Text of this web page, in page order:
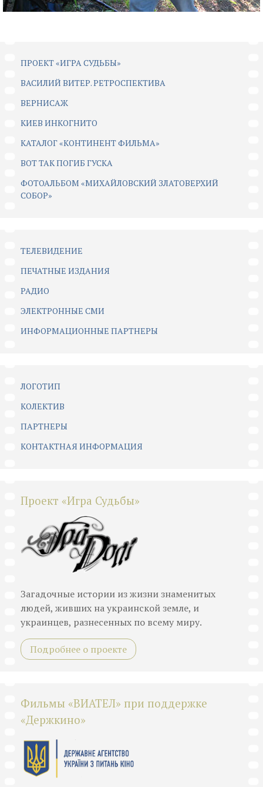
ПРОЕКТ «ИГРА СУДЬБЫ»
ВАСИЛИЙ ВИТЕР. РЕТРОСПЕКТИВА
ВЕРНИСАЖ
КИЕВ ИНКОГНИТО
КАТАЛОГ «КОНТИНЕНТ ФИЛЬМА»
ВОТ ТАК ПОГИБ ГУСКА
ФОТОАЛЬБОМ «МИХАЙЛОВСКИЙ ЗЛАТОВЕРХИЙ
СОБОР»
ТЕЛЕВИДЕНИЕ
ПЕЧАТНЫЕ ИЗДАНИЯ
РАДИО
ЭЛЕКТРОННЫЕ СМИ
ИНФОРМАЦИОННЫЕ ПАРТНЕРЫ
ЛОГОТИП
КОЛЕКТИВ
ПАРТНЕРЫ
КОНТАКТНАЯ ИНФОРМАЦИЯ
Проект «Игра Судьбы»
Загадочные истории из жизни знаменитых
людей, живших на украинской земле, и
украинцев, разнесенных по всему миру.
Подробнее о проекте
Фильмы «ВИАТЕЛ» при поддержке
«Держкино»